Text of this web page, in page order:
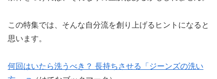
この特集では、そんな自分流を創り上げるヒントになると
思います。
何回はいたら洗うべき？ 長持ちさせる「ジーンズの洗い